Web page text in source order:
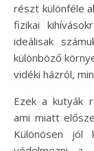
részt különféle
fizikai
ideálisak
különböző
vidéki házról,
Ezek a kutyák
ami miatt
Különösen jól